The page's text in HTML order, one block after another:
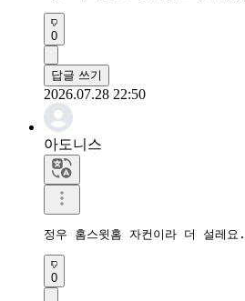
0
답글 쓰기
2026.07.28 22:50
아도니스
정우 홈스윗홈 자컨이라 더 설레
0